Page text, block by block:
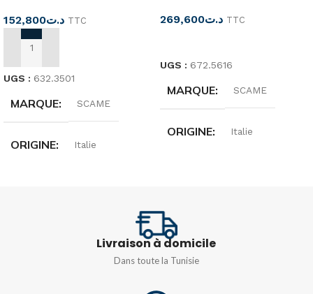
د.ت152,800 TTC
AJOUTER AU PANIER
UGS : 632.3501
MARQUE SCAME
ORIGINE Italie
د.ت269,600
TTC
UGS : 672.5616
MARQUE SCAME
ORIGINE Italie
DEGRÉ DE
PROTECTION
Livraison à domicile
Dans toute la Tunisie